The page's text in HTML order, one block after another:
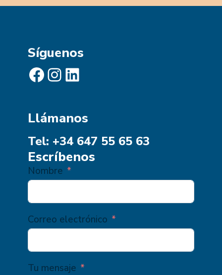
Síguenos
Facebook Instagram LinkedIn
Llámanos
Tel: +34 647 55 65 63
Escríbenos
Nombre
Correo electrónico
Tu mensaje